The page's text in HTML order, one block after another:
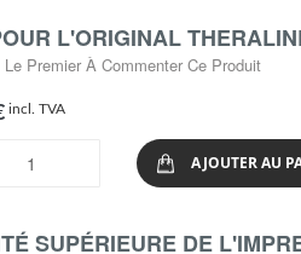
L'ORIGINAL
Premier À Commenter Ce Produit
incl. TVA
AJOUTER AU
SUPÉRIEURE DE